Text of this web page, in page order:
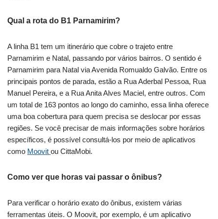
Qual a rota do B1 Parnamirim?
A linha B1 tem um itinerário que cobre o trajeto entre
Parnamirim e Natal, passando por vários bairros. O sentido é
Parnamirim para Natal via Avenida Romualdo Galvão. Entre os
principais pontos de parada, estão a Rua Aderbal Pessoa, Rua
Manuel Pereira, e a Rua Anita Alves Maciel, entre outros. Com
um total de 163 pontos ao longo do caminho, essa linha oferece
uma boa cobertura para quem precisa se deslocar por essas
regiões. Se você precisar de mais informações sobre horários
específicos, é possível consultá-los por meio de aplicativos
como Moovit ou CittaMobi.
Como ver que horas vai passar o ônibus?
Para verificar o horário exato do ônibus, existem várias
ferramentas úteis. O Moovit, por exemplo, é um aplicativo